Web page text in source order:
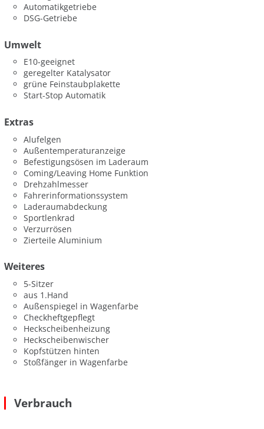
Automatikgetriebe
DSG-Getriebe
Umwelt
E10-geeignet
geregelter Katalysator
grüne Feinstaubplakette
Start-Stop Automatik
Extras
Alufelgen
Außentemperaturanzeige
Befestigungsösen im Laderaum
Coming/Leaving Home Funktion
Drehzahlmesser
Fahrerinformationssystem
Laderaumabdeckung
Sportlenkrad
Verzurrösen
Zierteile Aluminium
Weiteres
5-Sitzer
aus 1.Hand
Außenspiegel in Wagenfarbe
Checkheftgepflegt
Heckscheibenheizung
Heckscheibenwischer
Kopfstützen hinten
Stoßfänger in Wagenfarbe
Verbrauch